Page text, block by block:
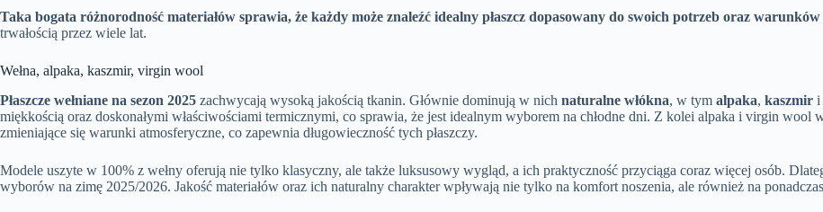
Taka bogata różnorodność materiałów sprawia, że każdy może znaleźć idealny płaszcz dopasowany do swoich potrzeb oraz
trwałością przez wiele lat.
Wełna, alpaka, kaszmir, virgin wool
Płaszcze wełniane na sezon 2025 zachwycają wysoką jakością tkanin. Głównie dominują w nich naturalne włókna, w tym alpaka, kaszmir i
miękkością oraz doskonałymi właściwościami termicznymi, co sprawia, że jest idealnym wyborem na chłodne dni. Z kolei alpaka i virgin wool
zmieniające się warunki atmosferyczne, co zapewnia długowieczność tych płaszczy.
Modele uszyte w 100% z wełny oferują nie tylko klasyczny, ale także luksusowy wygląd, a ich praktyczność przyciąga coraz więcej osób.
wyborów na zimę 2025/2026. Jakość materiałów oraz ich naturalny charakter wpływają nie tylko na komfort noszenia, ale również na